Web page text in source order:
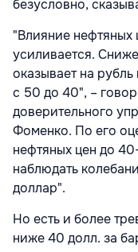
безусловно,
"Влияние нефтяных
усиливается.
оказывает на
с 50 до 40", –
доверительного
Фоменко. По его
нефтяных цен до
наблюдать
доллар".
Но есть и более
ниже 40 долл. за